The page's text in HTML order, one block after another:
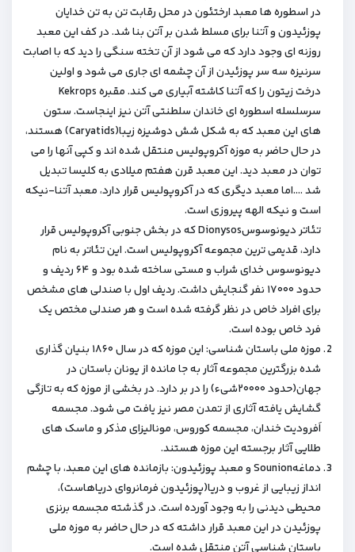
در اسطوره ها معبد ارختئون در محل رقابت تن به تن خدایان
پوزئیدون و آتنا برای مسلط شدن بر آتن بنا شد. در کف این معبد
روزنه ای وجود دارد که می شود از آن تخته سنگی را دید که با اصابت
سرنیزه سه سر پوزئیدن از آن چشمه ای جاری می شود و اولین
درخت زیتون را که آتنا کاشته آبیاری می کند. مقبره Kekrops
سرسلسله اسطوره ای خاندان سلطنتی آتن نیز اینجاست. ستون
های این معبد که به شکل شش دوشیزه زیبا(Caryatids) هستند،
در حال حاضر به موزه آکروپولیس منتقل شده اند و کپی آنها را می
توان در معبد دید. این معبد قرن هفتم میلادی به کلیسا تبدیل
شد ….اما معبد دیگری که در آکروپولیس قرار دارد، معبد آتنا-نیکه
است و نیکه الهه پیروزی است.
تئاتر دیونوسوسDionysos که در بخش جنوبی آکروپولیس قرار
دارد، قدیمی ترین مجموعه آکروپولیس است. این تئاتر به نام
دیونوسوس خدای شراب و مستی ساخته شده بود و ۶۴ ردیف و
حدود ۱۷۰۰۰ نفر گنجایش داشت. ردیف اول با صندلی های مشخص
برای افراد خاص در نظر گرفته شده است و هر صندلی مختص یک
فرد خاص بوده است.
موزه ملی باستان شناسی: این موزه که در سال ۱۸۶۰ بنیان گذاری
شده بزرگترین مجموعه آثار به جا مانده از یونان باستان در
جهان(حدود ۲۰۰۰۰شیء) را در بر دارد. در بخشی از موزه که به تازگی
گشایش یافته آثاری از تمدن مصر نیز یافت می شود. مجسمه
اَفرودیت خندان، مجسمه کوروس، مونالیزای مذکر و ماسک های
طلایی آثار برجسته این موزه هستند.
دماغهSounion و معبد پوزئیدون: بازمانده های این معبد، با چشم
انداز زیبایی از غروب و دریا(پوزئیدون فرمانروای دریاهاست)،
محیطی دیدنی را به وجود آورده است. در گذشته مجسمه برنزی
پوزئیدن در این معبد قرار داشته که در حال حاضر به موزه ملی
باستان شناسی آتن منتقل شده است.